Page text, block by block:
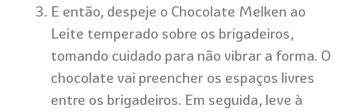
E então, despeje o Chocolate Melken ao
Leite temperado sobre os brigadeiros,
tomando cuidado para não vibrar a forma. O
chocolate vai preencher os espaços livres
entre os brigadeiros. Em seguida, leve à